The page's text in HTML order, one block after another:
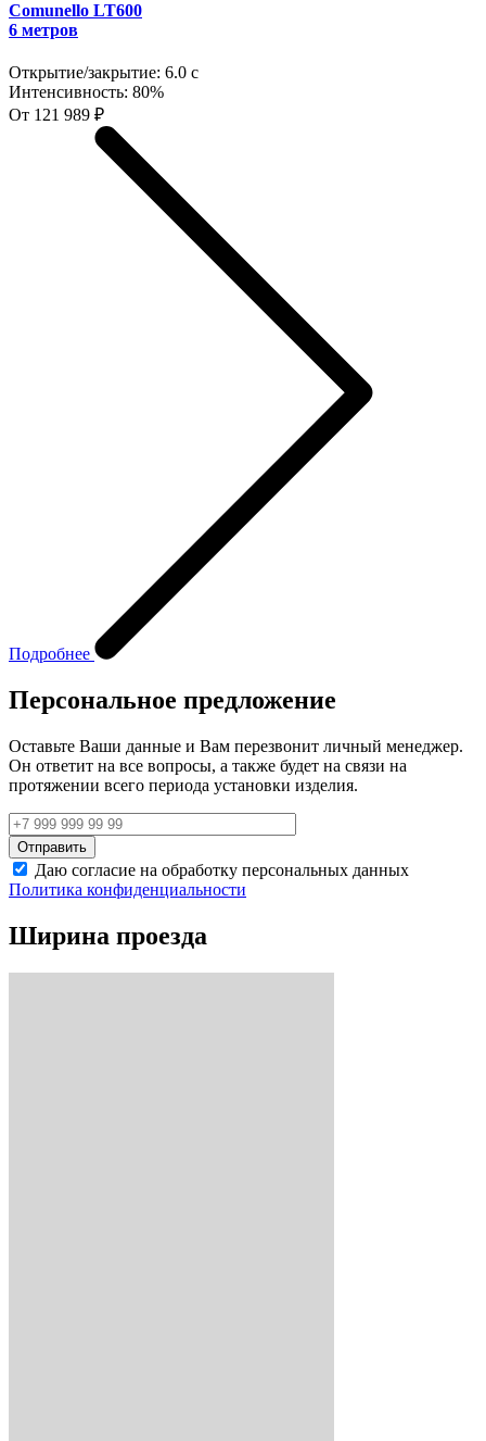
Comunello LT600
6 метров
Открытие/закрытие: 6.0 с
Интенсивность: 80%
От 121 989 ₽
Подробнее
Персональное предложение
Оставьте Ваши данные и Вам перезвонит личный менеджер.
Он ответит на все вопросы, а также будет на связи на
протяжении всего периода установки изделия.
Даю согласие на обработку персональных данных
Политика конфиденциальности
Ширина проезда